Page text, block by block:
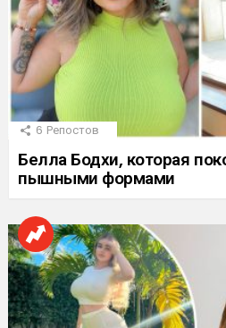
6 Репостов
Белла Бодхи, которая
пышными формами